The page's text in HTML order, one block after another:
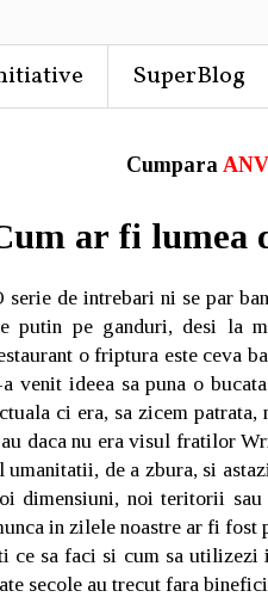
SuperBlog
Cumpara
ar fi lumea
serie de intrebari ni se par
putin pe ganduri, desi la
o friptura este ceva
venit ideea sa puna o
ci era, sa zicem
daca nu era visul fratilor
umanitatii, de a zbura, si
dimensiuni, noi teritorii sau
in zilele noastre ar fi fost
ce sa faci si cum sa utilizezi
secole au trecut fara